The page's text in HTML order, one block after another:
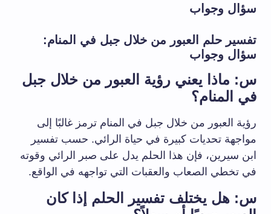
سؤال وجواب
تفسير حلم العبور من خلال جبل في المنام:
سؤال وجواب
س: ماذا يعني رؤية العبور من خلال جبل
في المنام؟
رؤية العبور من خلال جبل في المنام ترمز غالبًا إلى
مواجهة تحديات كبيرة في حياة الرائي. حسب تفسير
ابن سيرين، فإن هذا الحلم يدل على صبر الرائي وقوته
في تخطي الصعاب والعقبات التي تواجهه في الواقع.
س: هل يختلف تفسير الحلم إذا كان